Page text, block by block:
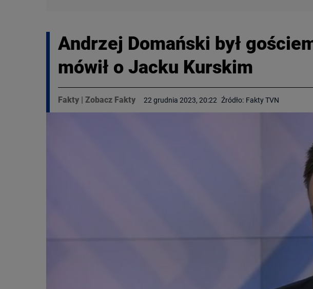
Andrzej Domański był
mówił o Jacku Kurskim
Fakty | Zobacz Fakty 22 grudnia 2023, 20:22 Źródło: Fakty TVN